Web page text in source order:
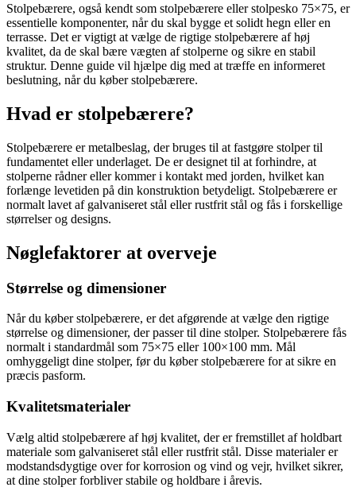
Stolpebærere, også kendt som stolpebærere eller stolpesko 75×75, er
essentielle komponenter, når du skal bygge et solidt hegn eller en
terrasse. Det er vigtigt at vælge de rigtige stolpebærere af høj
kvalitet, da de skal bære vægten af stolperne og sikre en stabil
struktur. Denne guide vil hjælpe dig med at træffe en informeret
beslutning, når du køber stolpebærere.
Hvad er stolpebærere?
Stolpebærere er metalbeslag, der bruges til at fastgøre stolper til
fundamentet eller underlaget. De er designet til at forhindre, at
stolperne rådner eller kommer i kontakt med jorden, hvilket kan
forlænge levetiden på din konstruktion betydeligt. Stolpebærere er
normalt lavet af galvaniseret stål eller rustfrit stål og fås i forskellige
størrelser og designs.
Nøglefaktorer at overveje
Størrelse og dimensioner
Når du køber stolpebærere, er det afgørende at vælge den rigtige
størrelse og dimensioner, der passer til dine stolper. Stolpebærere fås
normalt i standardmål som 75×75 eller 100×100 mm. Mål
omhyggeligt dine stolper, før du køber stolpebærere for at sikre en
præcis pasform.
Kvalitetsmaterialer
Vælg altid stolpebærere af høj kvalitet, der er fremstillet af holdbart
materiale som galvaniseret stål eller rustfrit stål. Disse materialer er
modstandsdygtige over for korrosion og vind og vejr, hvilket sikrer,
at dine stolper forbliver stabile og holdbare i årevis.